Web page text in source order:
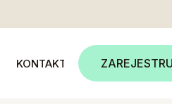
KONTAKT